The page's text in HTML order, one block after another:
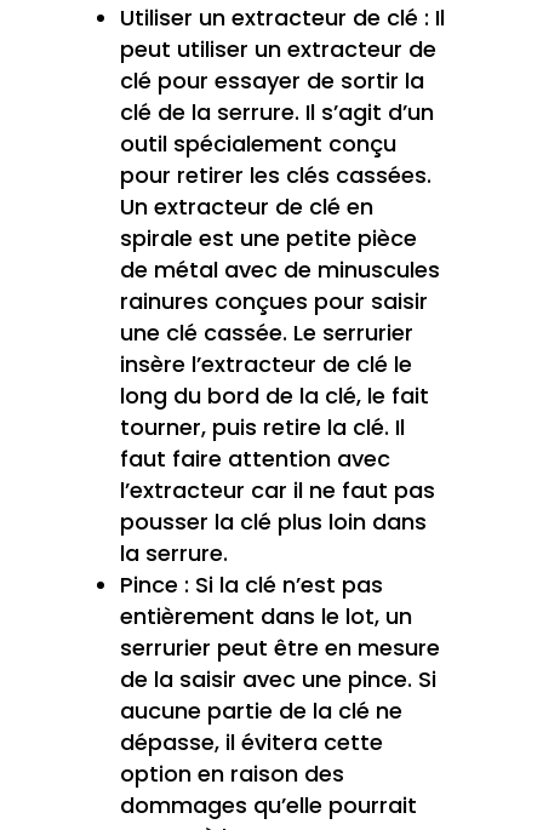
Utiliser un extracteur de clé : Il
peut utiliser un extracteur de
clé pour essayer de sortir la
clé de la serrure. Il s’agit d’un
outil spécialement conçu
pour retirer les clés cassées.
Un extracteur de clé en
spirale est une petite pièce
de métal avec de minuscules
rainures conçues pour saisir
une clé cassée. Le serrurier
insère l’extracteur de clé le
long du bord de la clé, le fait
tourner, puis retire la clé. Il
faut faire attention avec
l’extracteur car il ne faut pas
pousser la clé plus loin dans
la serrure.
Pince : Si la clé n’est pas
entièrement dans le lot, un
serrurier peut être en mesure
de la saisir avec une pince. Si
aucune partie de la clé ne
dépasse, il évitera cette
option en raison des
dommages qu’elle pourrait